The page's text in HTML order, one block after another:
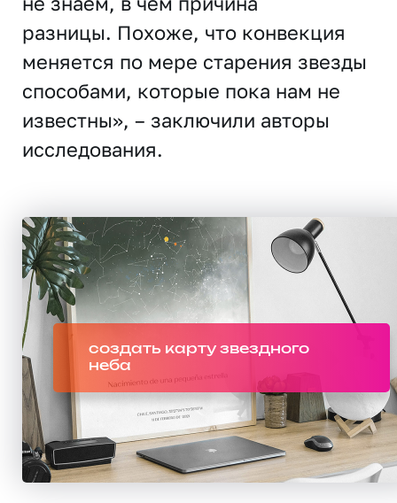
разницы. Похоже, что конвекция
меняется по мере старения звезды
способами, которые пока нам не
известны», – заключили авторы
исследования.
создать карту звездного
неба